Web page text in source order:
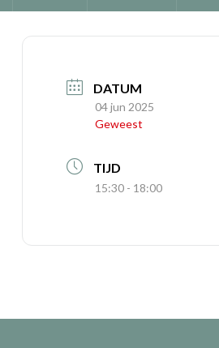
DATUM
04 jun 2025
Geweest
TIJD
15:30 - 18:00